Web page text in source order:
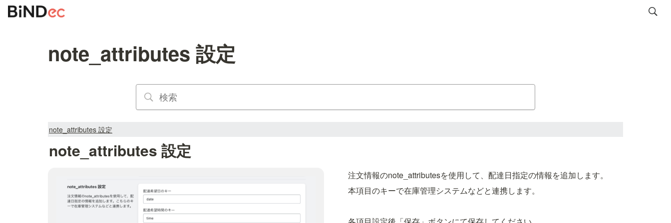
note_attributes 設定
note_attributes 設定
note_attributes 設定
注文情報のnote_attributesを使用して、配達日指定の情報を追加します。
本項目のキーで在庫管理システムなどと連携します。